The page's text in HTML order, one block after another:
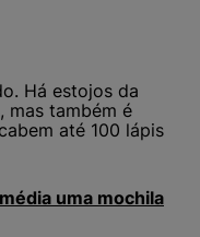
Há estojos da
mas também é
até 100 lápis
uma mochila